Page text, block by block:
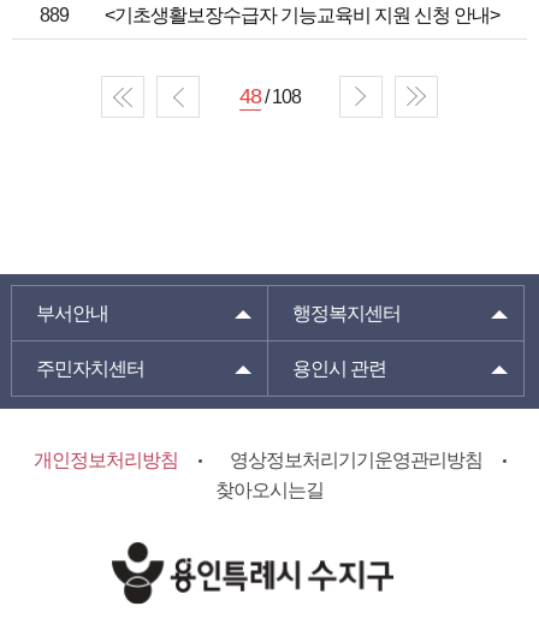
889 <기초생활보장수급자 기능교육비 지원 신청 안내>
48/ 108
부서안내 행정복지센터
주민자치센터 용인시 관련
개인정보처리방침
영상정보처리기기운영관리방침
찾아오시는길